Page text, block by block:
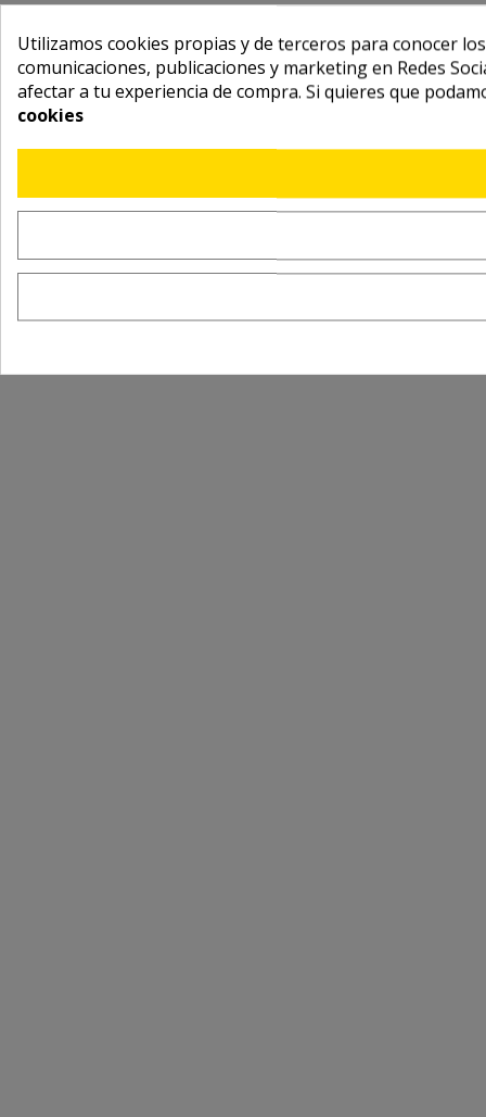
Utilizamos cookies propias y de terceros para conocer
comunicaciones, publicaciones y marketing en Redes
afectar a tu experiencia de compra. Si quieres que
cookies